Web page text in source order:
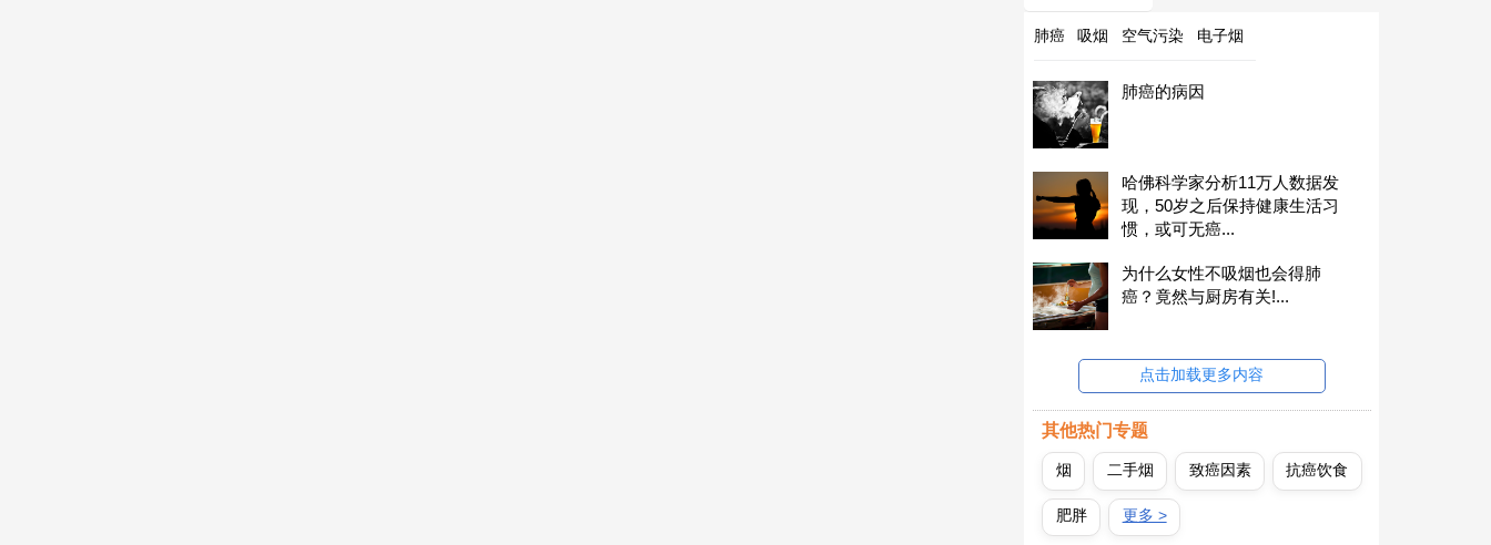
肺癌 吸烟 空气污染 电子烟
肺癌的病因
哈佛科学家分析11万人数据发
现，50岁之后保持健康生活习
惯，或可无癌...
为什么女性不吸烟也会得肺
癌？竟然与厨房有关!...
点击加载更多内容
其他热门专题
烟 二手烟 致癌因素 抗癌饮食
肥胖 更多 >